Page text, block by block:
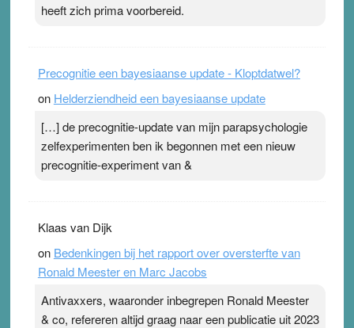
heeft zich prima voorbereid.
Precognitie een bayesiaanse update - Kloptdatwel?
on Helderziendheid een bayesiaanse update
[…] de precognitie-update van mijn parapsychologie
zelfexperimenten ben ik begonnen met een nieuw
precognitie-experiment van &
Klaas van Dijk
on Bedenkingen bij het rapport over oversterfte van
Ronald Meester en Marc Jacobs
Antivaxxers, waaronder inbegrepen Ronald Meester
& co, refereren altijd graag naar een publicatie uit 2023